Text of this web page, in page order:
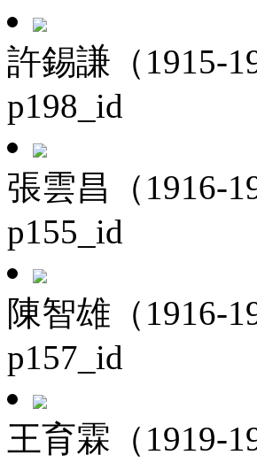
許錫謙（1915-
p198_id
張雲昌（1916-
p155_id
陳智雄（1916-
p157_id
王育霖（1919-